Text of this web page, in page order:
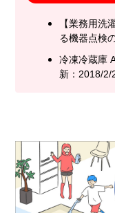
【業務用洗
る機器点検
冷凍冷蔵庫
新：2018/2/